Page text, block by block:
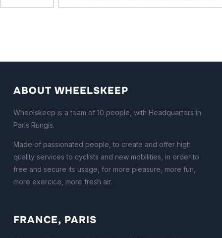
ABOUT WHEELSKEEP
Wheelskeep is a team of 10 people, with Headquarters in
Paris Rungis.
Made of passionated people, to create and offer high
quality services to cyclists and new mobilities, in order to
free and secure its usage, for more pleasure, more fun,
more exercice, more fresh air.
FRANCE, PARIS